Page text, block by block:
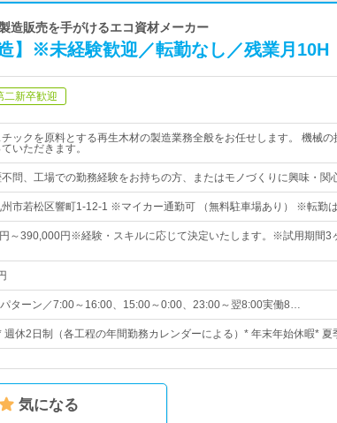
造販売を手がけるエコ資材メーカー
※未経験歓迎／転勤なし／残業月10H
二新卒歓迎
ックを原料とする再生木材の製造業務全般をお任せします。 機械の
いただきます。
不問、工場での勤務経験をお持ちの方、またはモノづくりに興味・関
州市若松区響町1-12-1 ※マイカー通勤可 （無料駐車場あり） ※転勤
～390,000円※経験・スキルに応じて決定いたします。※試用期間3
ターン／7:00～16:00、15:00～0:00、23:00～翌8:00実働8…
週休2日制（各工程の年間勤務カレンダーによる）* 年末年始休暇*
気になる